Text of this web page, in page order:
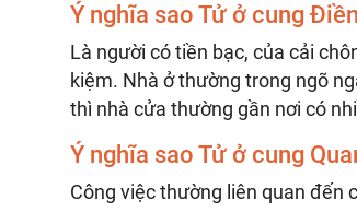
Ý nghĩa sao Tử ở cung
Là người có tiền bạc, của cải
kiệm. Nhà ở thường trong ngõ
thì nhà cửa thường gần nơi có
Ý nghĩa sao Tử ở cung
Công việc thường liên quan đến